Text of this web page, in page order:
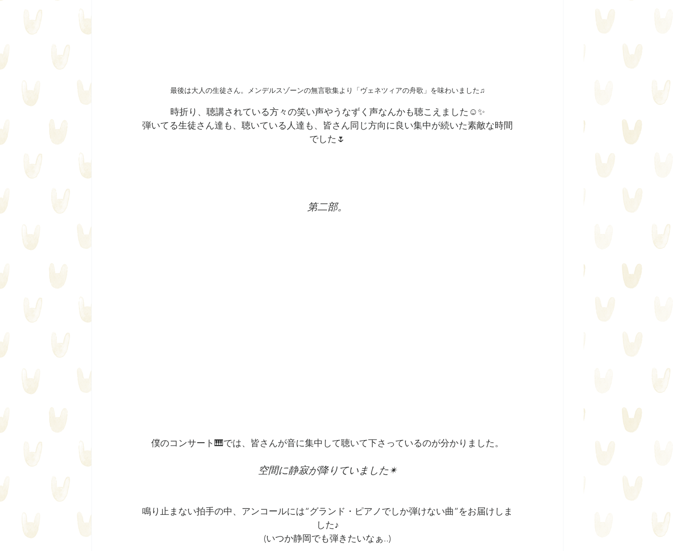
最後は大人の生徒さん。メンデルスゾーンの無言歌集より「ヴェネツィアの舟歌」を味わいました♫
時折り、聴講されている方々の笑い声やうなずく声なんかも聴こえました☺️✨
弾いてる生徒さん達も、聴いている人達も、皆さん同じ方向に良い集中が続いた素敵な時間
でした🌷
第二部。
僕のコンサート🎹では、皆さんが音に集中して聴いて下さっているのが分かりました。
空間に静寂が降りていました✴︎
鳴り止まない拍手の中、アンコールには“グランド・ピアノでしか弾けない曲”をお届けしま
した♪
(いつか静岡でも弾きたいなぁ..)